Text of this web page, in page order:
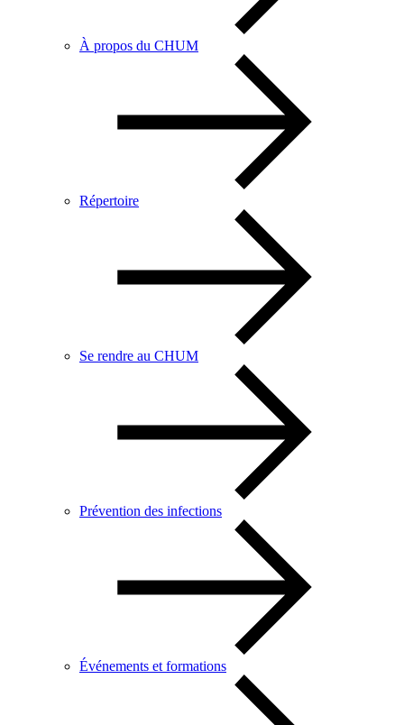
À propos du CHUM
Répertoire
Se rendre au CHUM
Prévention des infections
Événements et formations